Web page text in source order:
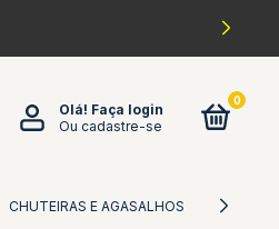
Olá! Faça login
Ou cadastre-se
0
CHUTEIRAS E AGASALHOS